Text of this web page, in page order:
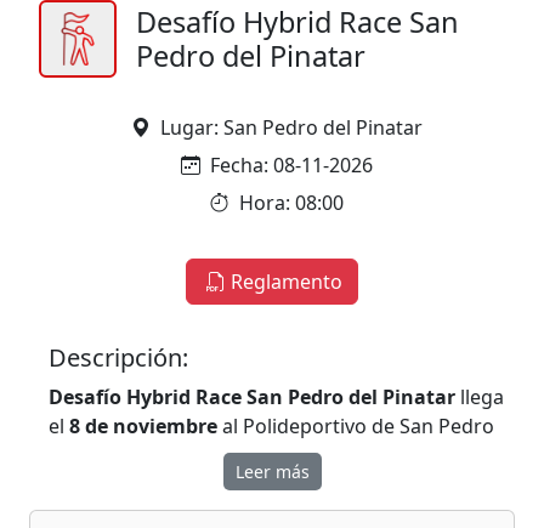
Desafío Hybrid Race San
Pedro del Pinatar
Lugar: San Pedro del Pinatar
Fecha: 08-11-2026
Hora: 08:00
Reglamento
Descripción:
Desafío Hybrid Race San Pedro del Pinatar llega
el 8 de noviembreal Polideportivo de San Pedro
del Pinatar con una competición que pondrá a
resistencia, fuerza, velocidad y
capacidad de superaciónde todos sus
Leer más